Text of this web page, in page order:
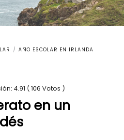
AÑO ESCOLAR EN IRLANDA
4.91 ( 106 Votos )
en un